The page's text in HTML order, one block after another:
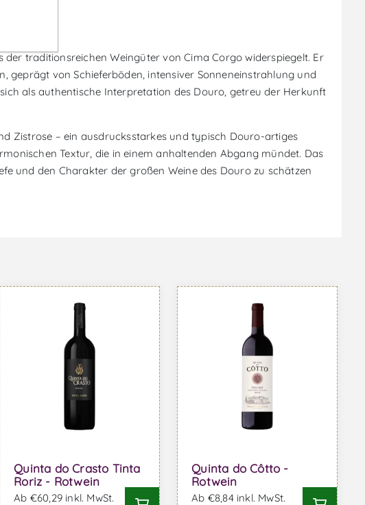
traditionsreichen Weingüter von Cima Corgo widerspiegelt. Er
geprägt von Schieferböden, intensiver Sonneneinstrahlung und
als authentische Interpretation des Douro, getreu der Herkunft
Zistrose – ein ausdrucksstarkes und typisch Douro-artiges
Textur, die in einem anhaltenden Abgang mündet. Das
und den Charakter der großen Weine des Douro zu schätzen
Quinta do Crasto Tinta
Roriz - Rotwein
Ab €60,29 inkl. MwSt.
Quinta do Côtto -
Rotwein
Ab €8,84 inkl. MwSt.